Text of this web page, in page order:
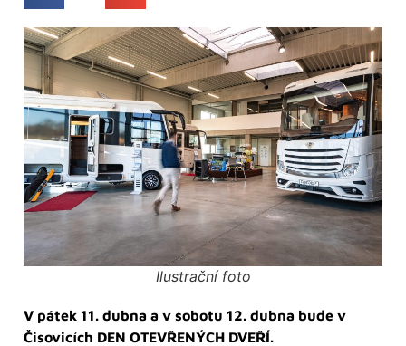
Ilustrační foto
V pátek 11. dubna a v sobotu 12. dubna bude v
Čisovicích DEN OTEVŘENÝCH DVEŘÍ.